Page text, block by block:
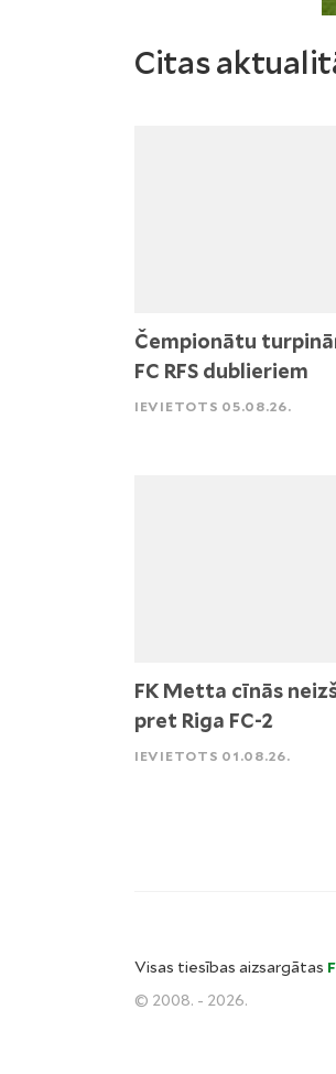
Citas
Čempionātu
FC RFS dublieriem
IEVIETOTS 05.08.26.
FK Metta cīnās
pret Riga FC-2
IEVIETOTS 01.08.26.
Visas tiesības aizsargātas
© 2008. - 2026.